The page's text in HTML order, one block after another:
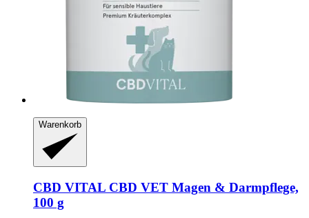
Warenkorb
CBD VITAL CBD VET Magen & Darmpflege,
100 g